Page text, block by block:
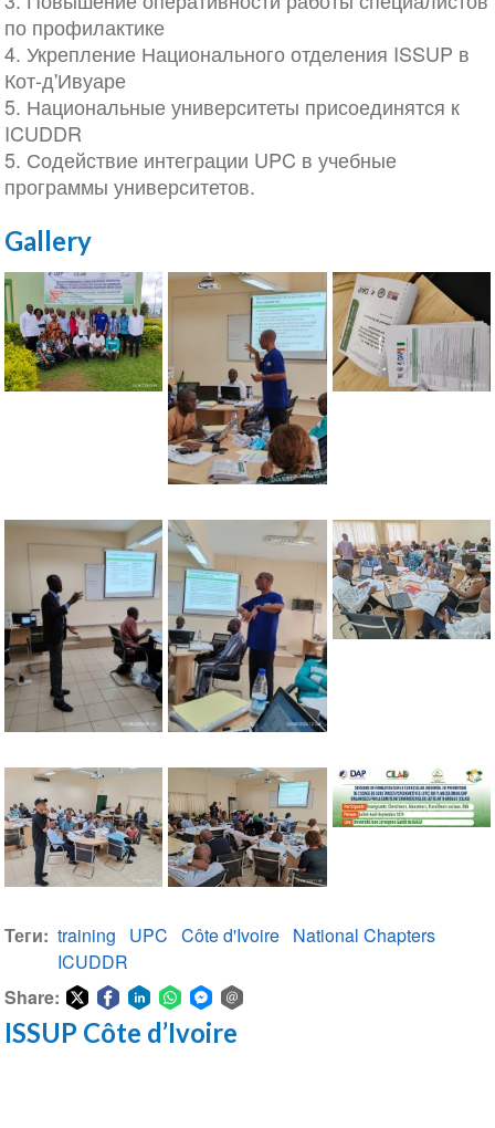
по профилактике
4. Укрепление Национального отделения ISSUP в
Кот-д'Ивуаре
5. Национальные университеты присоединятся к
ICUDDR
5. Содействие интеграции UPC в учебные
программы университетов.
Gallery
Теги training UPC Côte d'Ivoire National Chapters
ICUDDR
Share:
ShareShareShareShareShareShare
ISSUP Côte d’Ivoire